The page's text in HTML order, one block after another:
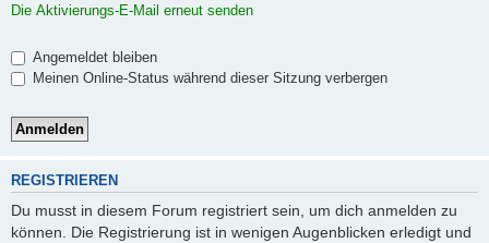
Die Aktivierungs-E-Mail erneut senden
Angemeldet bleiben
Meinen Online-Status während dieser Sitzung verbergen
REGISTRIEREN
Du musst in diesem Forum registriert sein, um dich anmelden zu
können. Die Registrierung ist in wenigen Augenblicken erledigt und